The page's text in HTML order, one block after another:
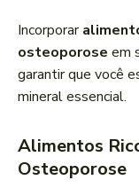
Incorporar
osteoporose em
garantir que você
mineral essencial.
Alimentos
Osteoporose